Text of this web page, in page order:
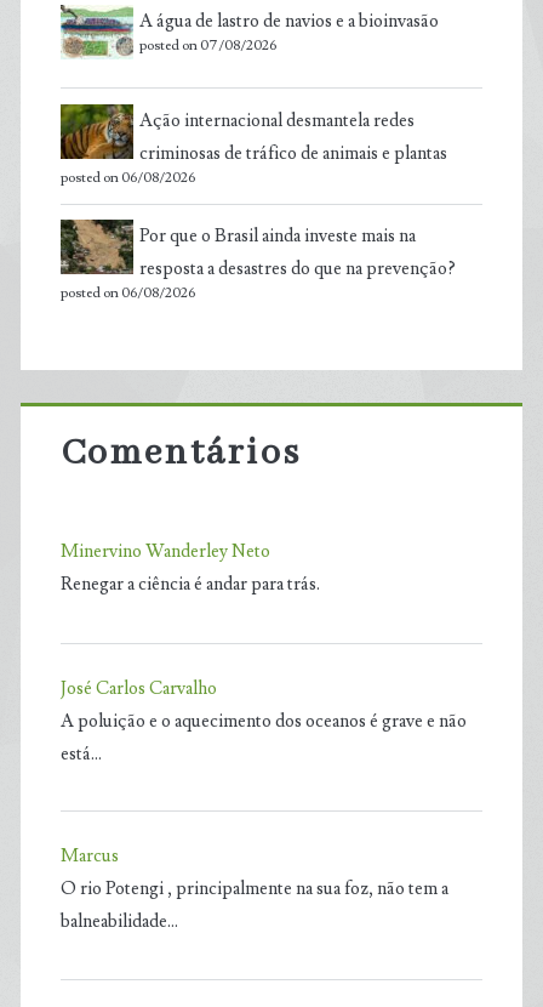
A água de lastro de navios e a bioinvasão
posted on 07/08/2026
Ação internacional desmantela redes
criminosas de tráfico de animais e plantas
posted on 06/08/2026
Por que o Brasil ainda investe mais na
resposta a desastres do que na prevenção?
posted on 06/08/2026
Comentários
Minervino Wanderley Neto
Renegar a ciência é andar para trás.
José Carlos Carvalho
A poluição e o aquecimento dos oceanos é grave e não
está…
Marcus
O rio Potengi , principalmente na sua foz, não tem a
balneabilidade…